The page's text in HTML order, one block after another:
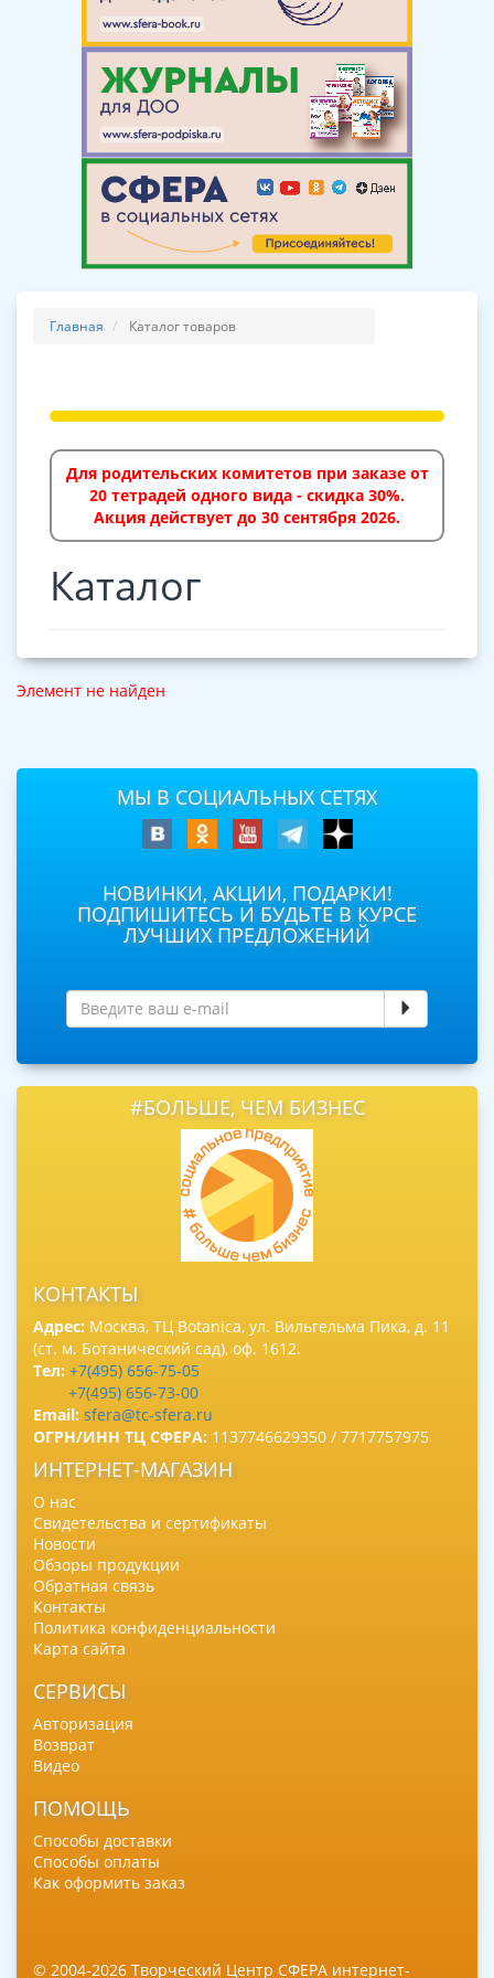
Главная Каталог товаров
Для родительских комитетов при заказе от
20 тетрадей одного вида - скидка 30%.
Акция действует до 30 сентября 2026.
Каталог
Элемент не найден
МЫ В СОЦИАЛЬНЫХ СЕТЯХ
НОВИНКИ, АКЦИИ, ПОДАРКИ!
ПОДПИШИТЕСЬ И БУДЬТЕ В КУРСЕ
ЛУЧШИХ ПРЕДЛОЖЕНИЙ
#БОЛЬШЕ, ЧЕМ БИЗНЕС
КОНТАКТЫ
Адрес: Москва, ТЦ Botanica, ул. Вильгельма Пика, д. 11
(ст. м. Ботанический сад), оф. 1612.
Тел: +7(495) 656-75-05
+7(495) 656-73-00
Email: sfera@tc-sfera.ru
ОГРН/ИНН ТЦ СФЕРА: 1137746629350 / 7717757975
ИНТЕРНЕТ-МАГАЗИН
О нас
Свидетельства и сертификаты
Новости
Обзоры продукции
Обратная связь
Контакты
Политика конфиденциальности
Карта сайта
СЕРВИСЫ
Авторизация
Возврат
Видео
ПОМОЩЬ
Способы доставки
Способы оплаты
Как оформить заказ
© 2004-2026 Творческий Центр СФЕРА интернет-